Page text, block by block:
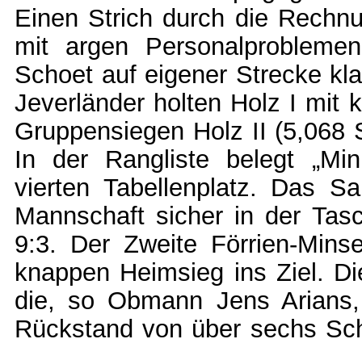
Einen Strich durch die
mit argen
Schoet auf eigener Strecke
Jeverländer holten Holz I mit
Gruppensiegen Holz II (5,068
In der Rangliste belegt
vierten Tabellenplatz. Das
Mannschaft sicher in der
9:3. Der Zweite Förrien-
knappen Heimsieg ins Ziel.
die, so Obmann Jens
Rückstand von über sechs